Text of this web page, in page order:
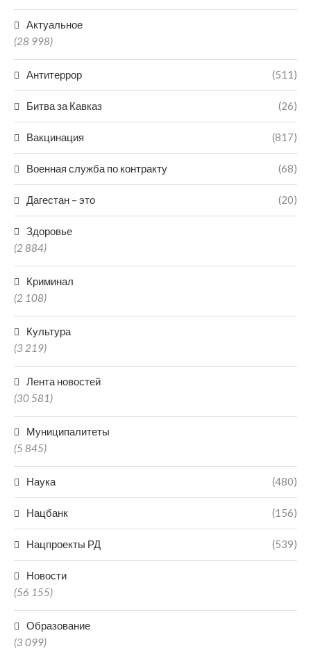
Актуальное
(28 998)
Антитеррор (511)
Битва за Кавказ (26)
Вакцинация (817)
Военная служба по контракту (68)
Дагестан – это (20)
Здоровье
(2 884)
Криминал
(2 108)
Культура
(3 219)
Лента новостей
(30 581)
Муниципалитеты
(5 845)
Наука (480)
Нацбанк (156)
Нацпроекты РД (539)
Новости
(56 155)
Образование
(3 099)